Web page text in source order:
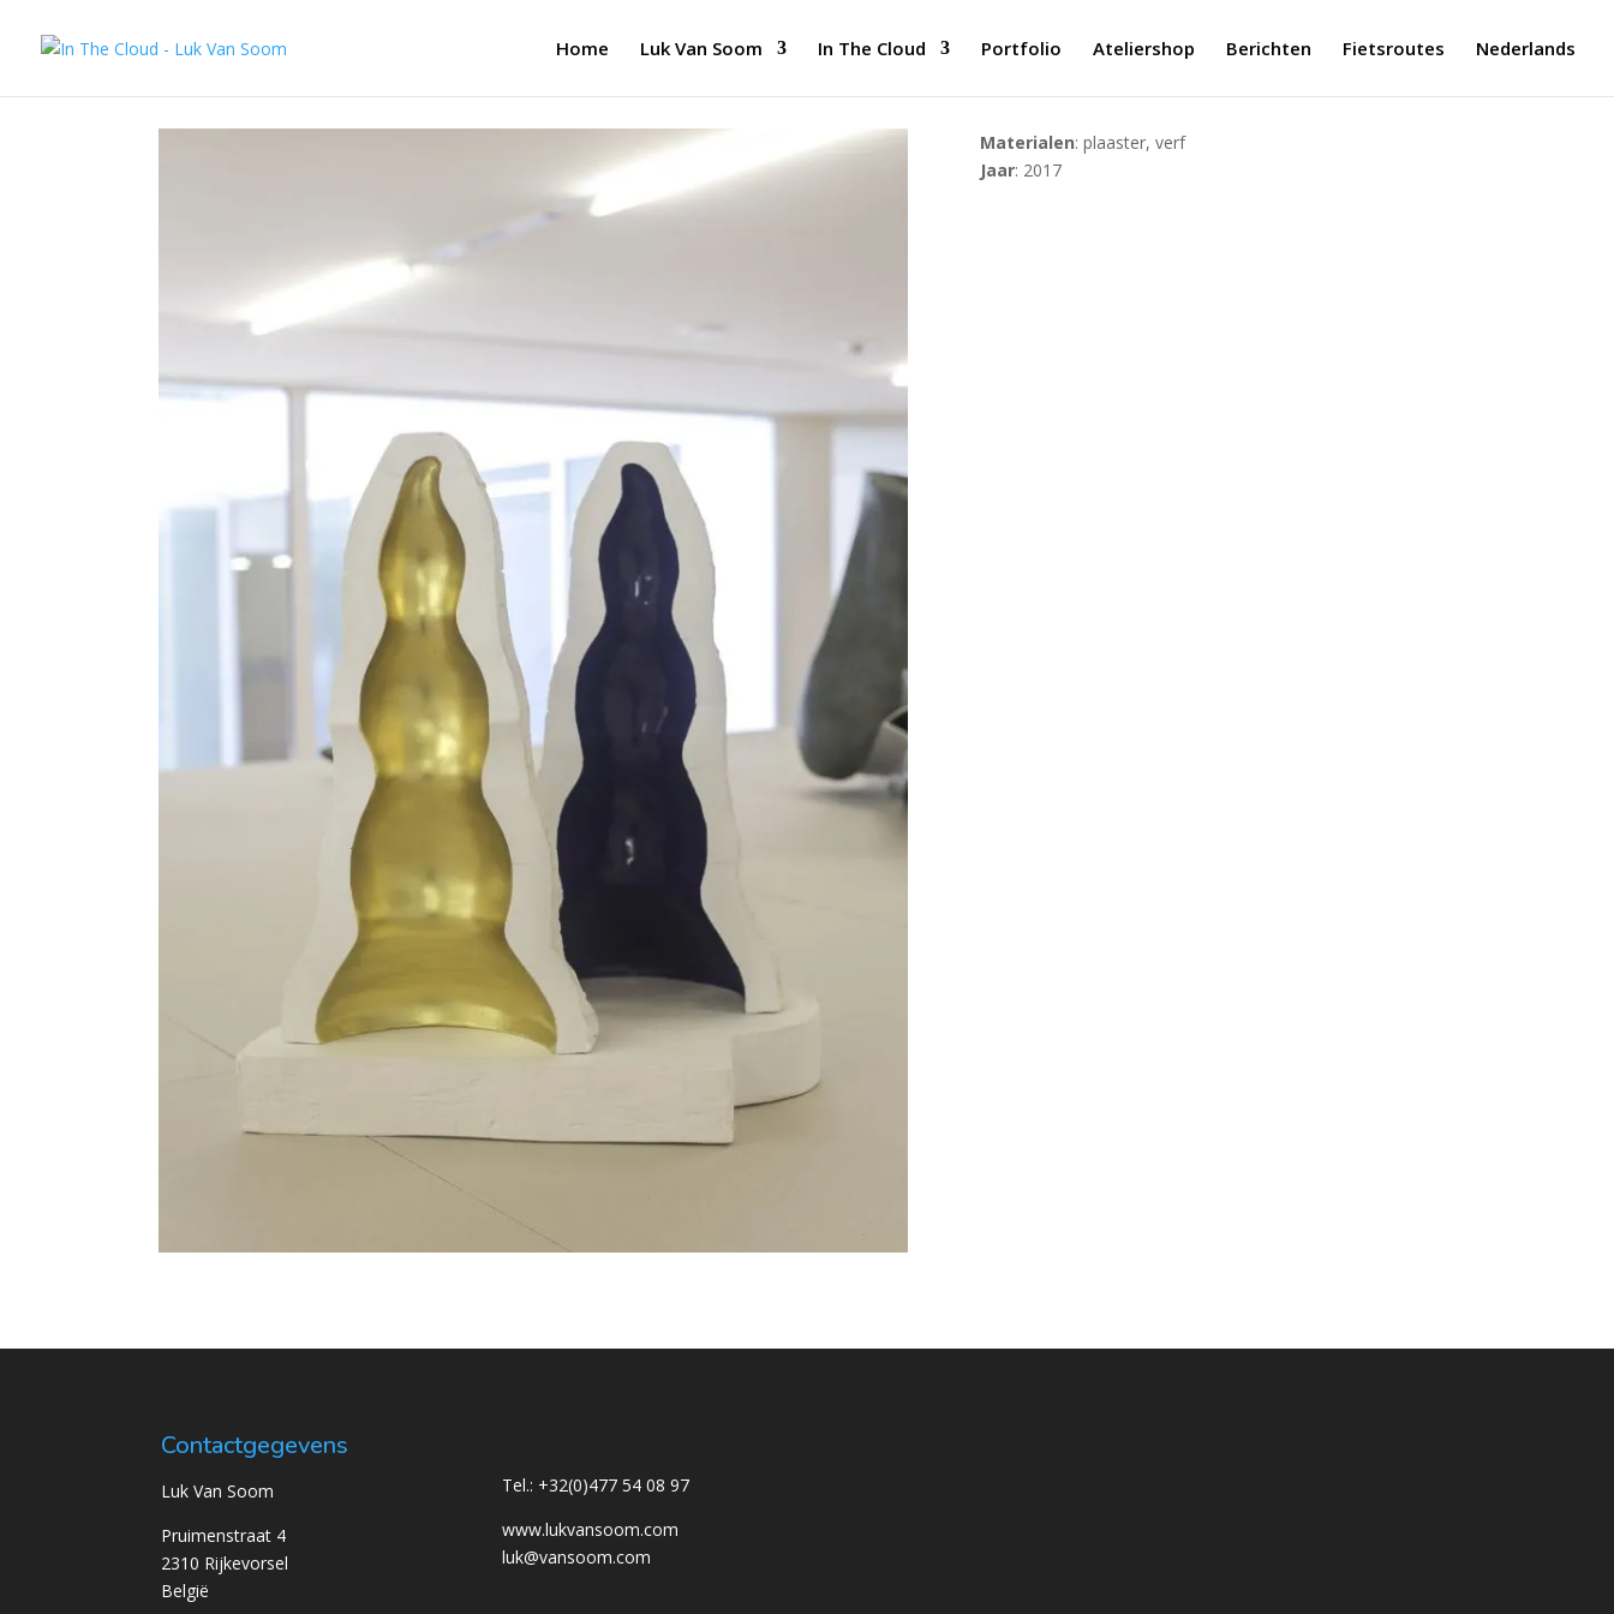
Home Luk Van Soom In The Cloud Portfolio Ateliershop Berichten Fietsroutes Nederlands
Materialen: plaaster, verf
Jaar: 2017
Contactgegevens
Luk Van Soom
Pruimenstraat 4
2310 Rijkevorsel
België
Tel.: +32(0)477 54 08 97
www.lukvansoom.com
luk@vansoom.com